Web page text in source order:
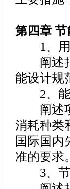
第四章
1、用
阐述拟
能设计规
2、能
阐述项
消耗种类
国际国内
准的要求。
3、节